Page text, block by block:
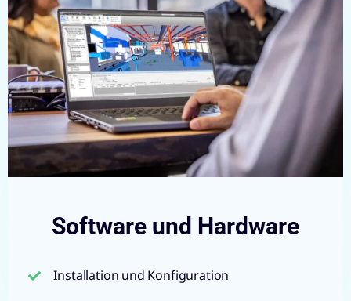
Software und Hardware
Installation und Konfiguration